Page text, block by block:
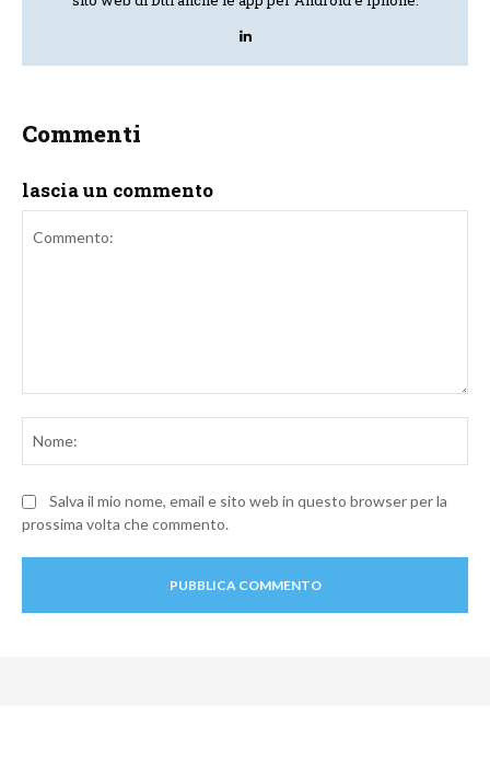
Commenti
lascia un commento
Salva il mio nome, email e sito web in questo browser per la
prossima volta che commento.